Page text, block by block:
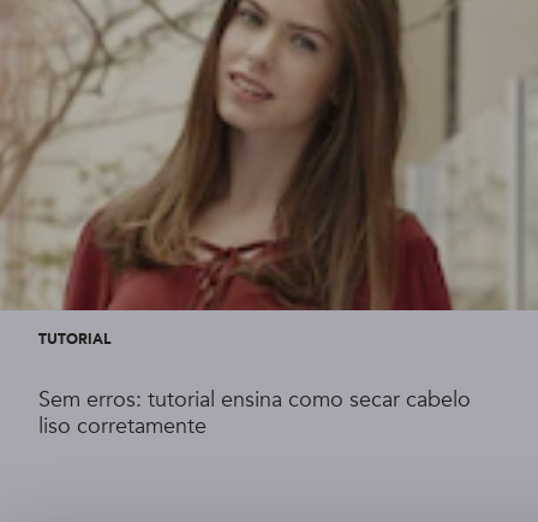
TUTORIAL
Sem erros: tutorial ensina como secar cabelo
liso corretamente